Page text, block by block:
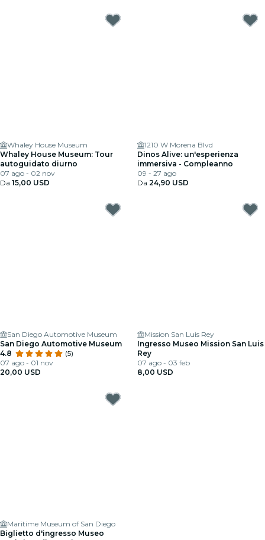
Whaley House Museum
Whaley House Museum: Tour
autoguidato diurno
07 ago - 02 nov
Da 15,00 USD
1210 W Morena Blvd
Dinos Alive: un'esperienza
immersiva - Compleanno
09 - 27 ago
Da 24,90 USD
San Diego Automotive Museum
San Diego Automotive Museum
4.8
(5)
07 ago - 01 nov
20,00 USD
Mission San Luis Rey
Ingresso Museo Mission San Luis
Rey
07 ago - 03 feb
8,00 USD
Maritime Museum of San Diego
Biglietto d'ingresso Museo